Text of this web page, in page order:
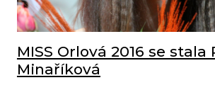
MISS Orlová 2016 se stala
Minaříková